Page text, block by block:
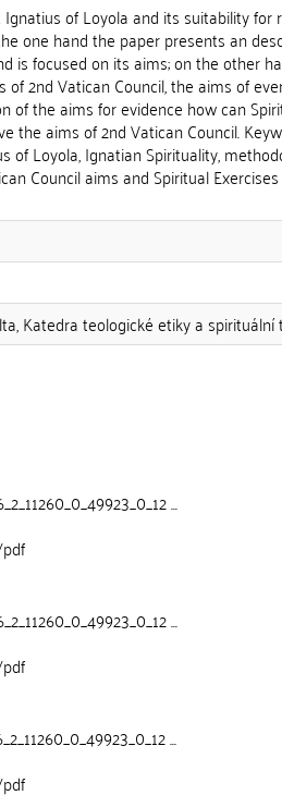
of Loyola and its suitability for
one hand the paper presents an
is focused on its aims; on the other
2nd Vatican Council, the aims of
of the aims for evidence how can
the aims of 2nd Vatican Council.
of Loyola, Ignatian Spirituality,
Council aims and Spiritual
Katedra teologické etiky a spirituální
...
...
...